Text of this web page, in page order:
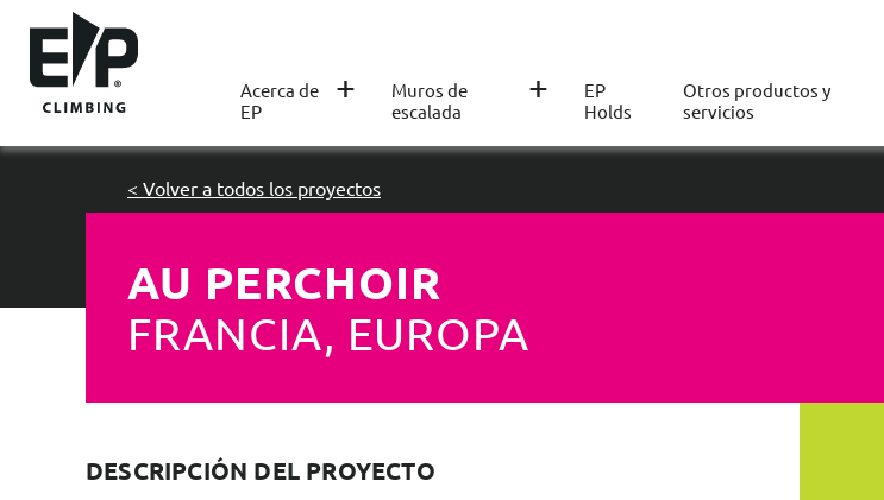
Acerca de
EP
+
Muros de
escalada
+
EP
Holds
Otros productos y
servicios
AU PERCHOIR
FRANCIA, EUROPA
< Volver a todos los proyectos
DESCRIPCIÓN DEL PROYECTO